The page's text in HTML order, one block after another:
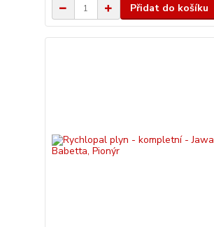
Přidat do košíku